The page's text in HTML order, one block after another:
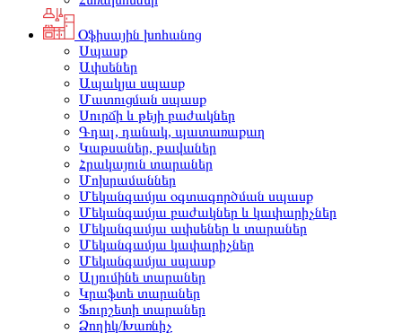
Օֆիսային խոհանոց
Սպասք
Ափսեներ
Ապակյա սպասք
Մատուցման սպասք
Սուրճի և թեյի բաժակներ
Գդալ, դանակ, պատառաքաղ
Կաթսաներ, թավաներ
Հրակայուն տարաներ
Մոխրամաններ
Մեկանգամյա օգտագործման սպասք
Մեկանգամյա բաժակներ և կափարիչներ
Մեկանգամյա ափսեներ և տարաներ
Մեկանգամյա կափարիչներ
Մեկանգամյա սպասք
Ալյումինե տարաներ
Կրաֆտե տարաներ
Ֆուրշետի տարաներ
Ձողիկ/Խառնիչ